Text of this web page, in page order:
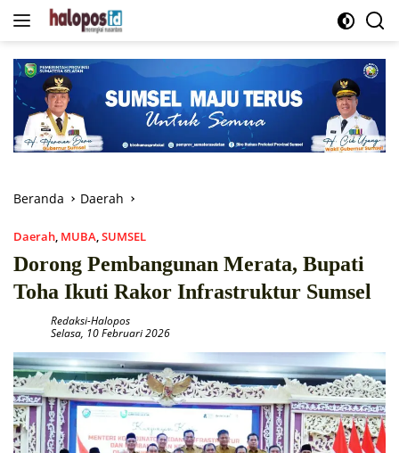
Langsung
Beranda Daerah
Daerah MUBA SUMSEL
Dorong Pembangunan Merata, Bupati
Toha Ikuti Rakor Infrastruktur Sumsel
Redaksi-Halopos
Selasa, 10 Februari 2026